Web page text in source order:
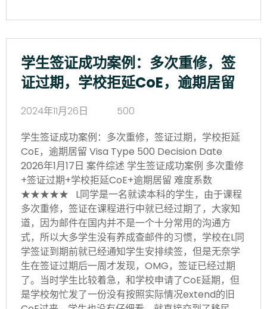
学生签证成功案例：多次重修，签
证过期，学校拒延CoE，逾期居留
2024年11月26日
500
学生签证成功案例：多次重修，签证过期，学校拒延
CoE，逾期居留 Visa Type 500 Decision Date
2026年1月17日 案件综述 学生签证成功案例 多次重修
+签证过期+学校拒延CoE+逾期居留 难度系数
★★★★★ L同学是一名就读本科的学生，由于课程
多次重修，签证在课程进行中就已经过期了，大家知
道，因为邮件在国内并不是一个十分常用的沟通方
式，所以大多学生没有养成查邮件的习惯，学校在L同
学签证到期前就已经通知学生安排续签，但是无奈学
生在签证过期后一周才发现，OMG，签证已经过期
了。当时学生比较着急，和学校申请了CoE延期，但
是学校匆忙发了一份没有按照实际情况extend的旧